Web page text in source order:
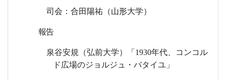
司会：合田陽祐（山形大学）
報告
泉谷安規（弘前大学）「 1930年代、コンコル
ド広場のジョルジュ・バタイユ」